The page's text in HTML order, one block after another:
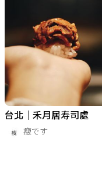
台北｜禾月居寿司處
瘦です